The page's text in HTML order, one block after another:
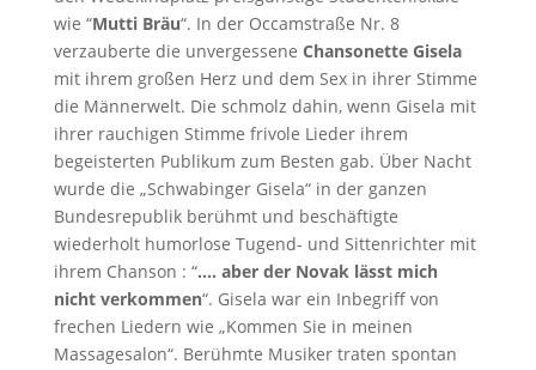
wie “Mutti Bräu“. In der Occamstraße Nr. 8
verzauberte die unvergessene Chansonette Gisela
mit ihrem großen Herz und dem Sex in ihrer Stimme
die Männerwelt. Die schmolz dahin, wenn Gisela mit
ihrer rauchigen Stimme frivole Lieder ihrem
begeisterten Publikum zum Besten gab. Über Nacht
wurde die „Schwabinger Gisela“ in der ganzen
Bundesrepublik berühmt und beschäftigte
wiederholt humorlose Tugend- und Sittenrichter mit
ihrem Chanson : “…. aber der Novak lässt mich
nicht verkommen“. Gisela war ein Inbegriff von
frechen Liedern wie „Kommen Sie in meinen
Massagesalon“. Berühmte Musiker traten spontan